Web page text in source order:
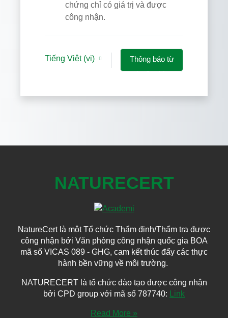
chứng chỉ có giá trị và được
công nhận.
Tiếng Việt ‎(vi)‎
Thông báo từ
NATURECERT
NatureCert là một Tổ chức Thẩm định/Thẩm tra được
công nhận bởi Văn phòng công nhận quốc gia BOA
mã số VICAS 089 - GHG, cam kết thúc đẩy các thực
hành bền vững về môi trường.
NATURECERT là tổ chức đào tạo được công nhận
bởi CPD group với mã số 787740:
Link
Read More »